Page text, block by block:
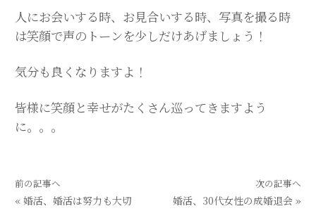
人にお会いする時、お見合いする時、写真を撮る時
は笑顔で声のトーンを少しだけあげましょう！
気分も良くなりますよ！
皆様に笑顔と幸せがたくさん巡ってきますよう
に。。。
前の記事へ
« 婚活、婚活は努力も大切
次の記事へ
婚活、30代女性の成婚退会 »